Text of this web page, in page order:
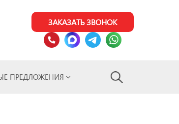
ЗАКАЗАТЬ ЗВОНОК
ПРЕДЛОЖЕНИЯ